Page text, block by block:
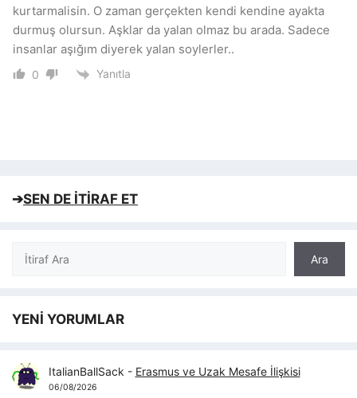
kurtarmalisin. O zaman gerçekten kendi kendine ayakta
durmuş olursun. Aşklar da yalan olmaz bu arada. Sadece
insanlar aşığım diyerek yalan soylerler..
0 Yanıtla
➔SEN DE İTİRAF ET
Ara
Ara
YENİ YORUMLAR
ItalianBallSack - Erasmus ve Uzak Mesafe İlişkisi
06/08/2026